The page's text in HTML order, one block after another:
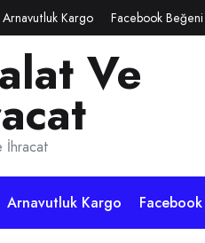
Arnavutluk Kargo Facebook
Ve
İhracat
Arnavutluk Kargo